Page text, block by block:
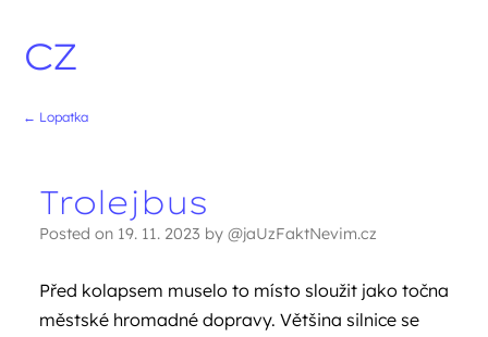
cz
← Lopatka
Trolejbus
Posted on 19. 11. 2023 by @jaUzFaktNevim.cz
Před kolapsem muselo to místo sloužit jako točna
městské hromadné dopravy. Většina silnice se